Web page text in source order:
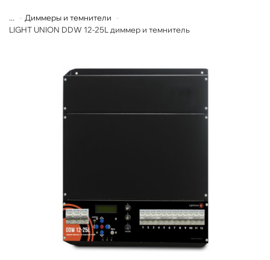
...
Диммеры и темнители
LIGHT UNION DDW 12-25L диммер и темнитель